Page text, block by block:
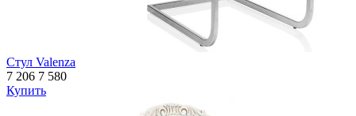
Стул Valenza
7 206 7 580
Купить